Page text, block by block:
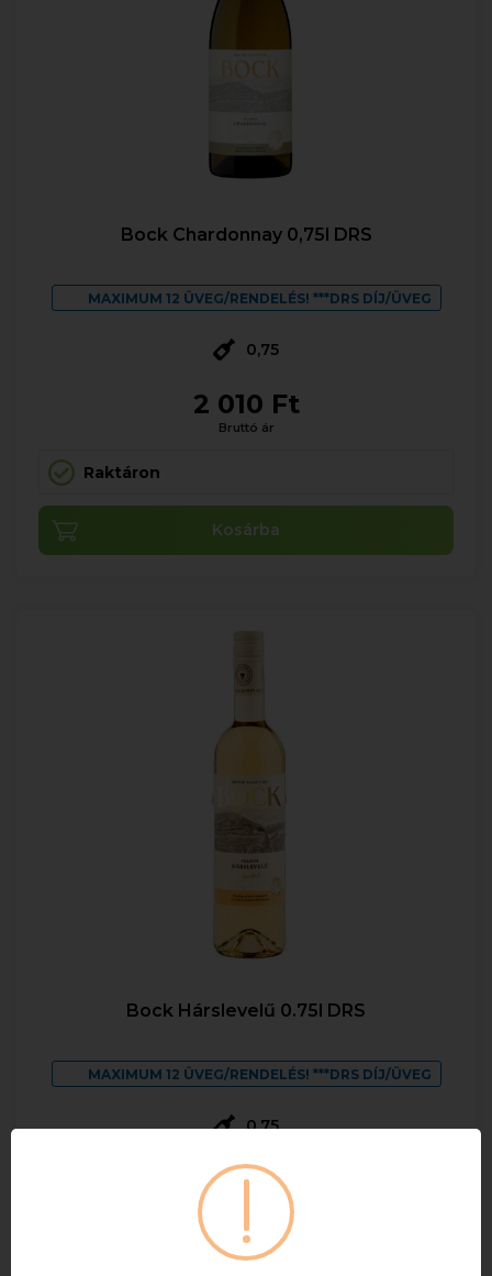
Bock Chardonnay 0,75l DRS
MAXIMUM 12 ÜVEG/RENDELÉS! ***DRS DÍJ/ÜVEG
0,75
2 010 Ft
Bruttó ár
Raktáron
Kosárba
Bock Hárslevelű 0.75l DRS
MAXIMUM 12 ÜVEG/RENDELÉS! ***DRS DÍJ/ÜVEG
0,75
2 010 Ft